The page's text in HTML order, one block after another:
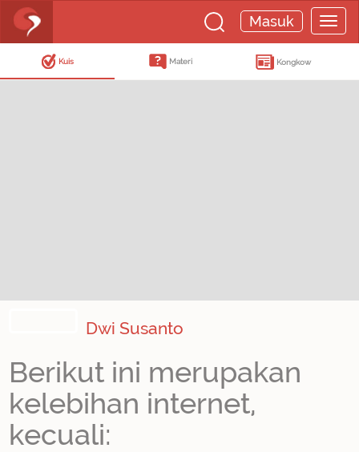
Masuk
Kuis Materi Kongkow
Dwi Susanto
Berikut ini merupakan
kelebihan internet,
kecuali: